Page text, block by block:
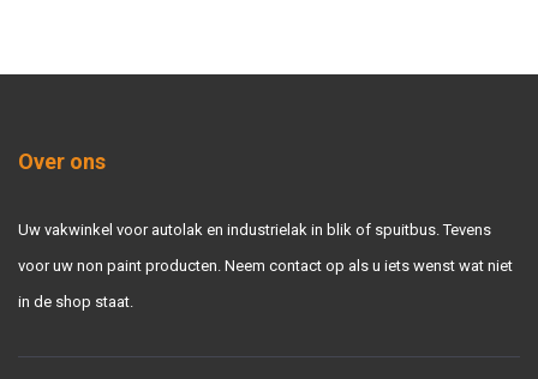
Over ons
Uw vakwinkel voor autolak en industrielak in blik of spuitbus. Tevens
voor uw non paint producten. Neem contact op als u iets wenst wat niet
in de shop staat.